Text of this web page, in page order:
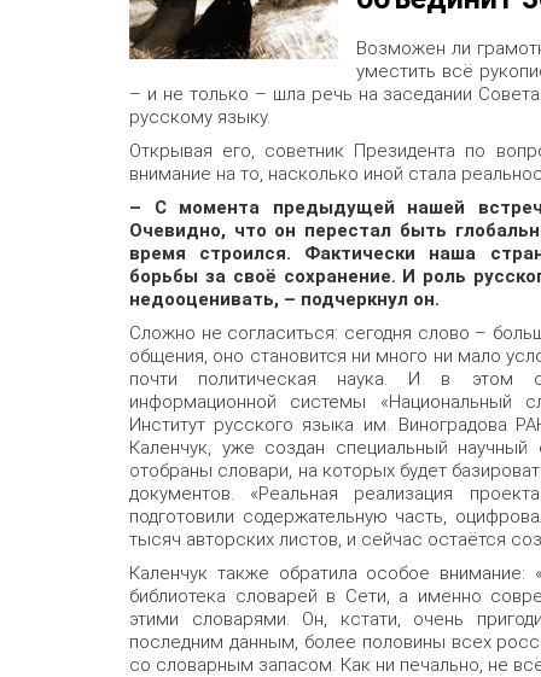
Возможен ли
уместить всё
– и не только – шла речь на заседании
русскому языку.
Открывая его, советник Президента по
внимание на то, насколько иной стала
– С момента предыдущей нашей
Очевидно, что он перестал быть
время строился. Фактически наша
борьбы за своё сохранение. И роль
недооценивать, – подчеркнул он.
Сложно не согласиться: сегодня слово –
общения, оно становится ни много ни мало
почти политическая наука. И в этом
информационной системы «Национальный
Институт русского языка им. Виноградова
Каленчук, уже создан специальный
отобраны словари, на которых будет
документов. «Реальная реализация
подготовили содержательную часть,
тысяч авторских листов, и сейчас остаётся
Каленчук также обратила особое
библиотека словарей в Сети, а именно
этими словарями. Он, кстати, очень
последним данным, более половины всех
со словарным запасом. Как ни печально, не